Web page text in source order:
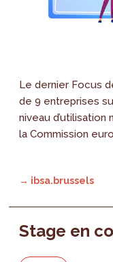
Le dernier Focus
de 9 entreprises
niveau
la Commission
→ ibsa.brussels
Stage en